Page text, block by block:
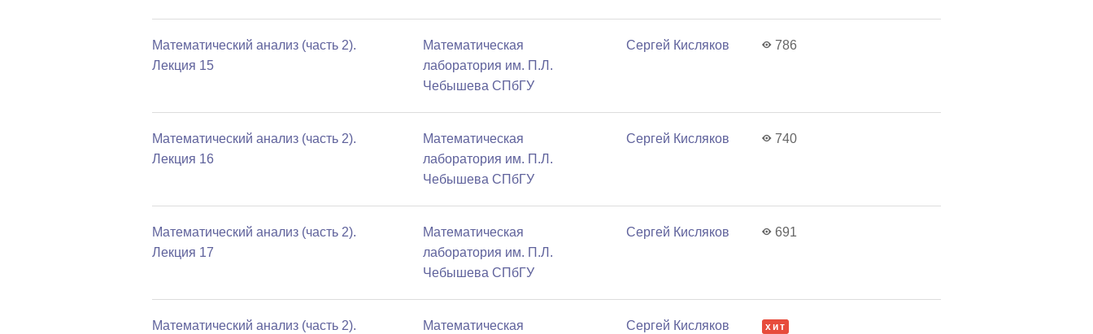
Математический анализ (часть 2).
Лекция 15
Математичеcкая
лаборатория им. П.Л.
Чебышева СПбГУ
Сергей Кисляков 786
Математический анализ (часть 2).
Лекция 16
Математичеcкая
лаборатория им. П.Л.
Чебышева СПбГУ
Сергей Кисляков 740
Математический анализ (часть 2).
Лекция 17
Математичеcкая
лаборатория им. П.Л.
Чебышева СПбГУ
Сергей Кисляков 691
Математический анализ (часть 2).
Математичеcкая
Сергей Кисляков хит